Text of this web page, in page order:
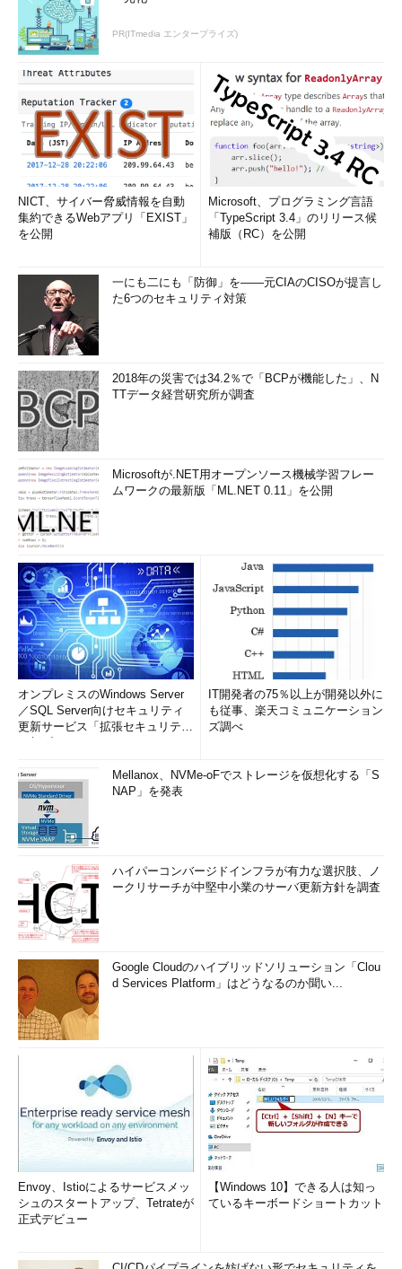
PR(ITmedia エンタープライズ)
NICT、サイバー脅威情報を自動
集約できるWebアプリ「EXIST」
を公開
Microsoft、プログラミング言語
「TypeScript 3.4」のリリース候
補版（RC）を公開
一にも二にも「防御」を――元CIAのCISOが提言し
た6つのセキュリティ対策
2018年の災害では34.2％で「BCPが機能した」、N
TTデータ経営研究所が調査
Microsoftが.NET用オープンソース機械学習フレー
ムワークの最新版「ML.NET 0.11」を公開
オンプレミスのWindows Server
／SQL Server向けセキュリティ
更新サービス「拡張セキュリティ
IT開発者の75％以上が開発以外に
も従事、楽天コミュニケーション
ズ調べ
Mellanox、NVMe-oFでストレージを仮想化する「S
NAP」を発表
ハイパーコンバージドインフラが有力な選択肢、ノ
ークリサーチが中堅中小業のサーバ更新方針を調査
Google Cloudのハイブリッドソリューション「Clou
d Services Platform」はどうなるのか聞い...
Envoy、Istioによるサービスメッ
シュのスタートアップ、Tetrateが
正式デビュー
【Windows 10】できる人は知っ
ているキーボードショートカット